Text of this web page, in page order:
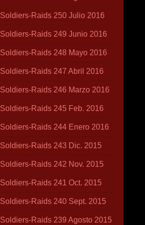
Soldiers-Raids 250 Julio 2016
Soldiers-Raids 249 Junio 2016
Soldiers-Raids 248 Mayo 2016
Soldiers-Raids 247 Abril 2016
Soldiers-Raids 246 Marzo 2016
Soldiers-Raids 245 Feb. 2016
Soldiers-Raids 244 Enero 2016
Soldiers-Raids 243 Dic. 2015
Soldiers-Raids 242 Nov. 2015
Soldiers-Raids 241 Oct. 2015
Soldiers-Raids 240 Sept. 2015
Soldiers-Raids 239 Agosto 2015